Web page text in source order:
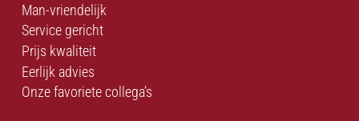
Man-vriendelijk
Service gericht
Prijs kwaliteit
Eerlijk advies
Onze favoriete collega’s